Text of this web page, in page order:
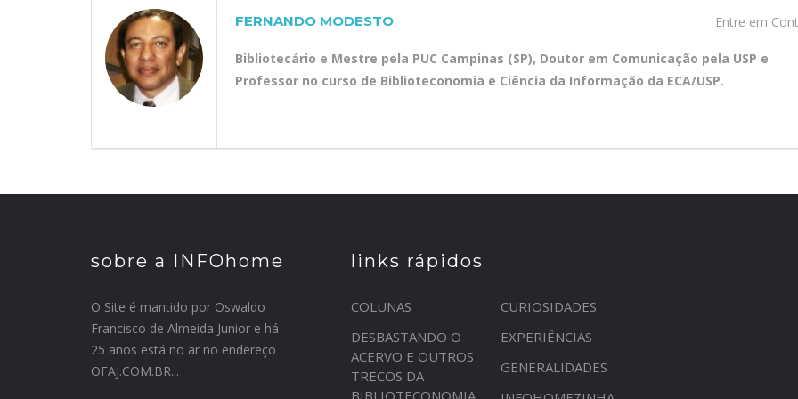
Entre em
FERNANDO MODESTO
Bibliotecário e Mestre pela PUC Campinas (SP), Doutor em Comunicação pela USP e
Professor no curso de Biblioteconomia e Ciência da Informação da ECA/USP.
sobre a INFOhome
O Site é mantido por Oswaldo
Francisco de Almeida Junior e há
25 anos está no ar no endereço
OFAJ.COM.BR...
links rápidos
COLUNAS
CURIOSIDADES
DESBASTANDO O
ACERVO E OUTROS
TRECOS DA
BIBLIOTECONOMIA
EXPERIÊNCIAS
GENERALIDADES